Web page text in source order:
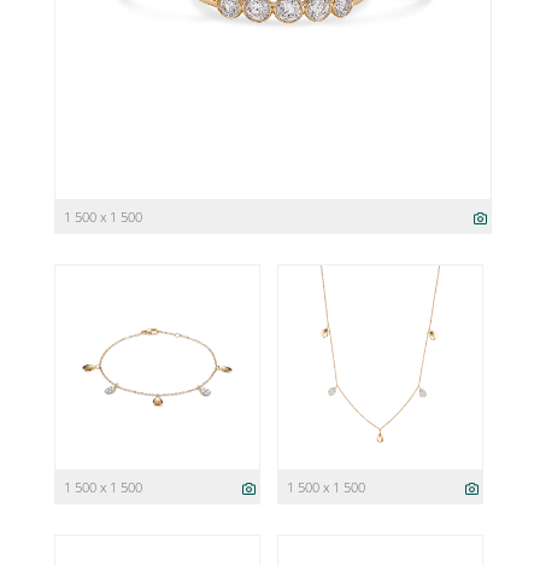
1 500 x 1 500
1 500 x 1 500 1 500 x 1 500